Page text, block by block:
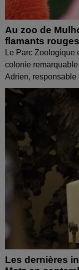
Au zoo de
flamants rouges
Le Parc Zoologique
colonie
Adrien, responsable
Les dernières